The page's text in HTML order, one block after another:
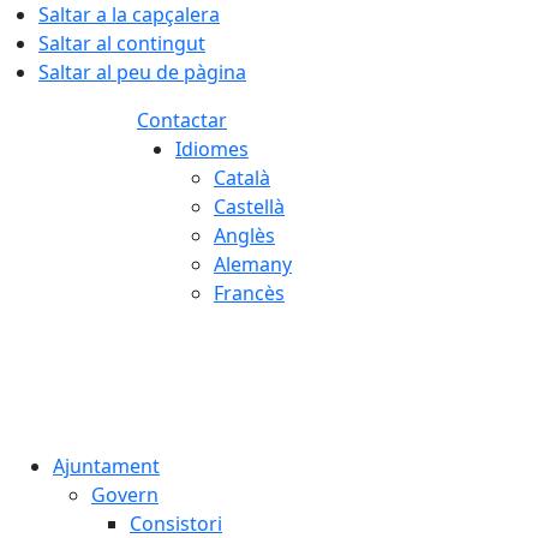
Saltar a la capçalera
Saltar al contingut
Saltar al peu de pàgina
Contactar
Idiomes
Català
Castellà
Anglès
Alemany
Francès
Ajuntament
Govern
Consistori